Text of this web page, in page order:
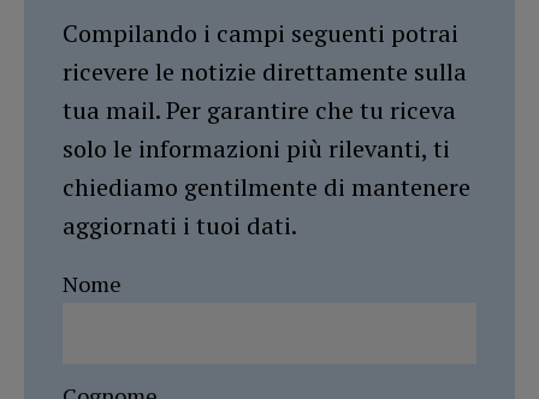
Compilando i campi seguenti potrai
ricevere le notizie direttamente sulla
tua mail. Per garantire che tu riceva
solo le informazioni più rilevanti, ti
chiediamo gentilmente di mantenere
aggiornati i tuoi dati.
Nome